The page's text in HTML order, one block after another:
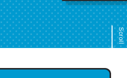
Scroll